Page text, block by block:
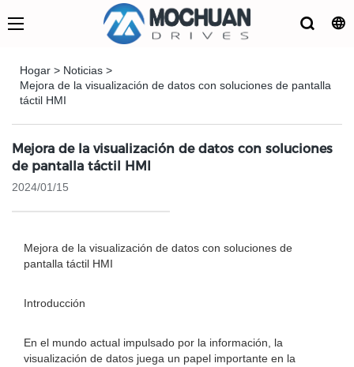
Hogar > Noticias >
Mejora de la visualización de datos con soluciones de pantalla
táctil HMI
Mejora de la visualización de datos con soluciones
de pantalla táctil HMI
2024/01/15
Mejora de la visualización de datos con soluciones de
pantalla táctil HMI
Introducción
En el mundo actual impulsado por la información, la
visualización de datos juega un papel importante en la